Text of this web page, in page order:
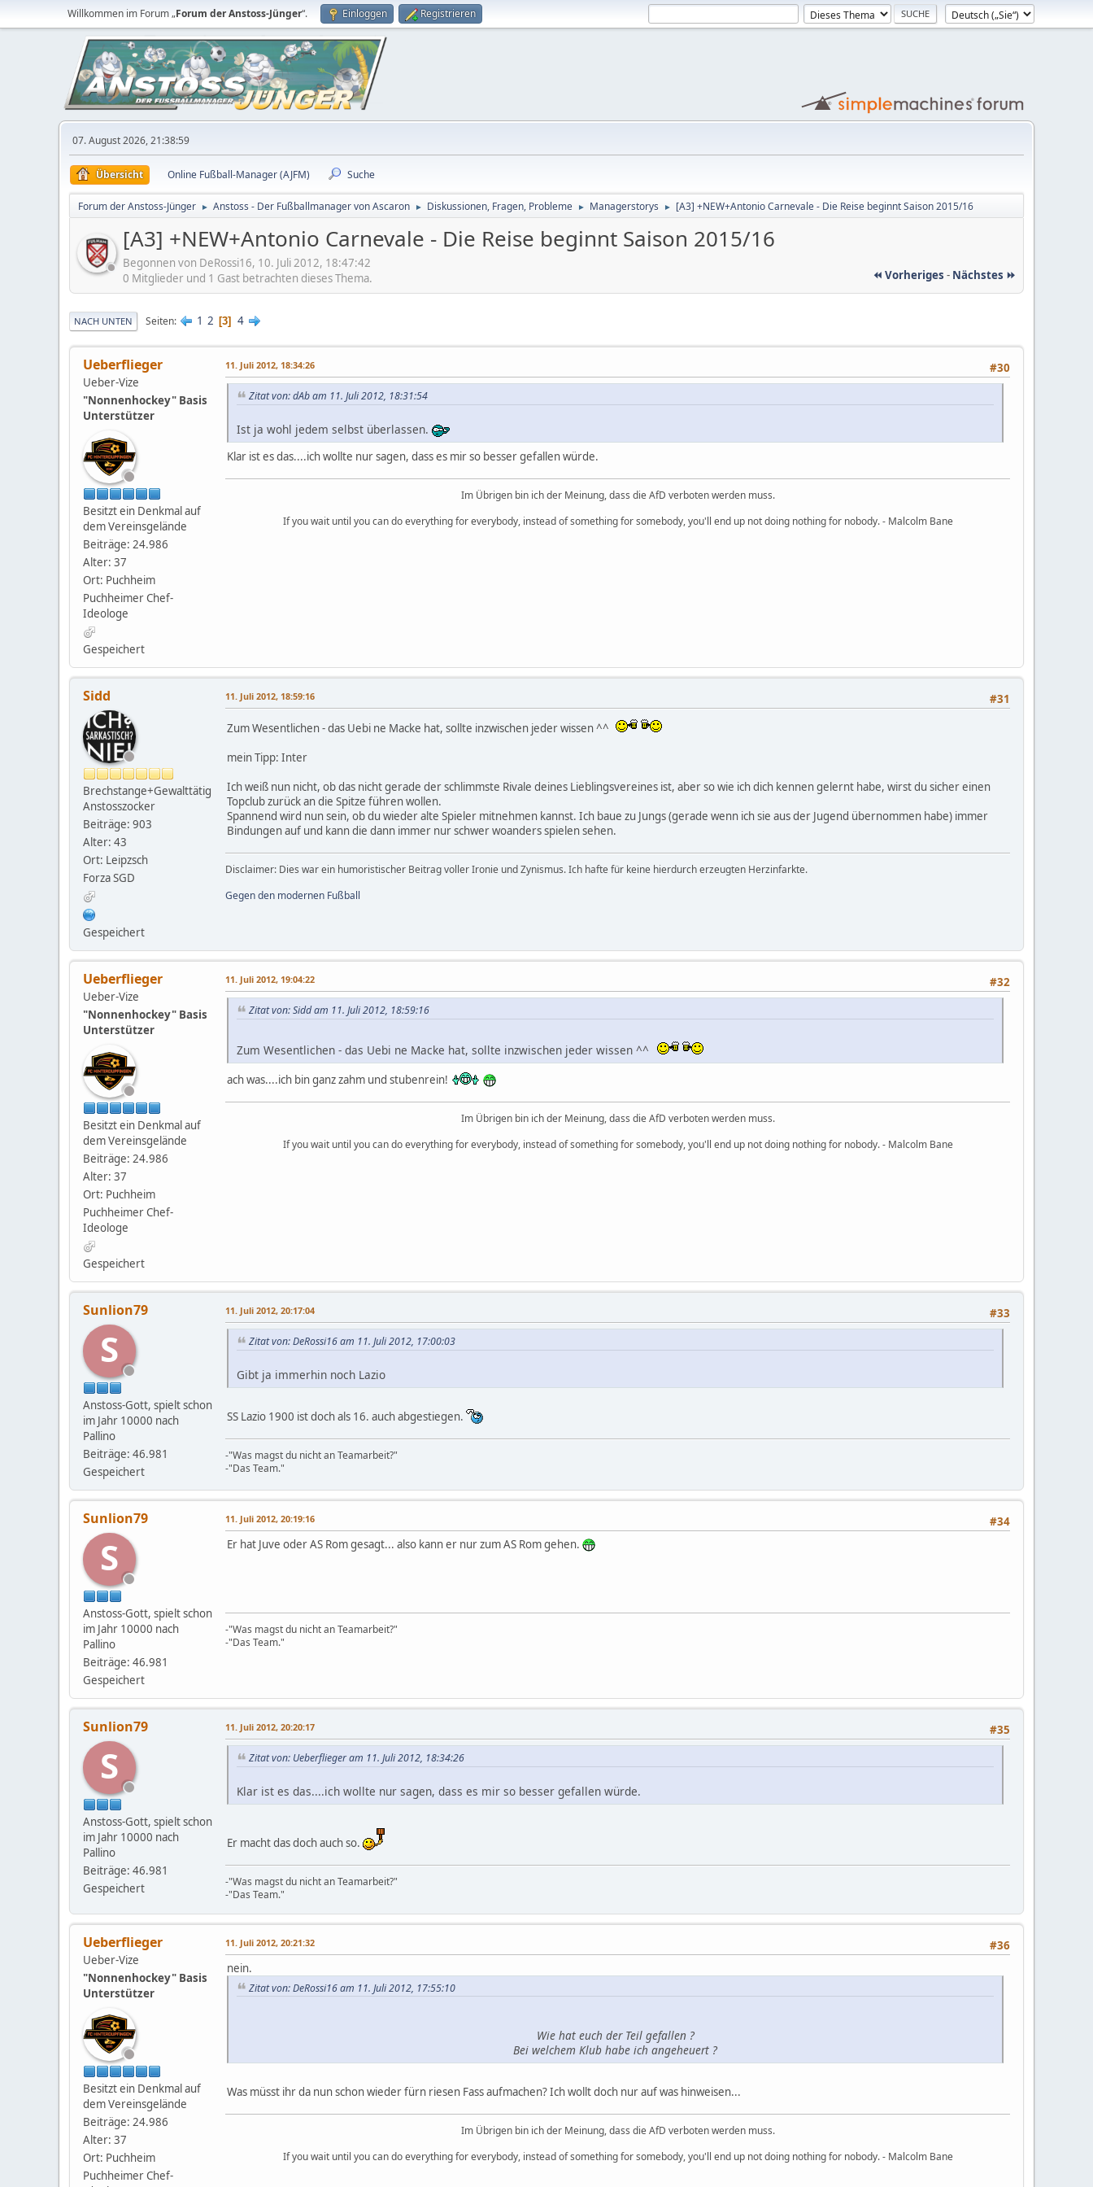
Willkommen im Forum „Forum der Anstoss-Jünger“. Einloggen Registrieren
07. August 2026, 21:38:59
Übersicht Online Fußball-Manager (AJFM) Suche
Forum der Anstoss-Jünger ► Anstoss - Der Fußballmanager von Ascaron ► Diskussionen, Fragen, Probleme ► Managerstorys ► [A3] +NEW+Antonio Carnevale - Die Reise beginnt Saison 2015/16
[A3] +NEW+Antonio Carnevale - Die Reise beginnt Saison 2015/16
Begonnen von DeRossi16, 10. Juli 2012, 18:47:42
⏪ Vorheriges - Nächstes ⏩
0 Mitglieder und 1 Gast betrachten dieses Thema.
NACH UNTEN Seiten 1 2 3 4
Ueberflieger
Ueber-Vize
"Nonnenhockey" Basis
Unterstützer
Besitzt ein Denkmal auf
dem Vereinsgelände
Beiträge: 24.986
Alter: 37
Ort: Puchheim
Puchheimer Chef-
Ideologe
Gespeichert
#30
11. Juli 2012, 18:34:26
Zitat von: dAb am 11. Juli 2012, 18:31:54
Ist ja wohl jedem selbst überlassen.
Klar ist es das....ich wollte nur sagen, dass es mir so besser gefallen würde.
Im Übrigen bin ich der Meinung, dass die AfD verboten werden muss.
If you wait until you can do everything for everybody, instead of something for somebody, you'll end up not doing nothing for nobody. - Malcolm Bane
Sidd
Brechstange+Gewalttätig
Anstosszocker
Beiträge: 903
Alter: 43
Ort: Leipzsch
Forza SGD
Gespeichert
#31
11. Juli 2012, 18:59:16
Zum Wesentlichen - das Uebi ne Macke hat, sollte inzwischen jeder wissen ^^
mein Tipp: Inter
Ich weiß nun nicht, ob das nicht gerade der schlimmste Rivale deines Lieblingsvereines ist, aber so wie ich dich kennen gelernt habe, wirst du sicher einen
Topclub zurück an die Spitze führen wollen.
Spannend wird nun sein, ob du wieder alte Spieler mitnehmen kannst. Ich baue zu Jungs (gerade wenn ich sie aus der Jugend übernommen habe) immer
Bindungen auf und kann die dann immer nur schwer woanders spielen sehen.
Disclaimer: Dies war ein humoristischer Beitrag voller Ironie und Zynismus. Ich hafte für keine hierdurch erzeugten Herzinfarkte.
Gegen den modernen Fußball
Ueberflieger
Ueber-Vize
"Nonnenhockey" Basis
Unterstützer
Besitzt ein Denkmal auf
dem Vereinsgelände
Beiträge: 24.986
Alter: 37
Ort: Puchheim
Puchheimer Chef-
Ideologe
Gespeichert
#32
11. Juli 2012, 19:04:22
Zitat von: Sidd am 11. Juli 2012, 18:59:16
Zum Wesentlichen - das Uebi ne Macke hat, sollte inzwischen jeder wissen ^^
ach was....ich bin ganz zahm und stubenrein!
Im Übrigen bin ich der Meinung, dass die AfD verboten werden muss.
If you wait until you can do everything for everybody, instead of something for somebody, you'll end up not doing nothing for nobody. - Malcolm Bane
Sunlion79
S
Anstoss-Gott, spielt schon
im Jahr 10000 nach
Pallino
Beiträge: 46.981
Gespeichert
#33
11. Juli 2012, 20:17:04
Zitat von: DeRossi16 am 11. Juli 2012, 17:00:03
Gibt ja immerhin noch Lazio
SS Lazio 1900 ist doch als 16. auch abgestiegen.
-"Was magst du nicht an Teamarbeit?"
-"Das Team."
Sunlion79
S
Anstoss-Gott, spielt schon
im Jahr 10000 nach
Pallino
Beiträge: 46.981
Gespeichert
#34
11. Juli 2012, 20:19:16
Er hat Juve oder AS Rom gesagt... also kann er nur zum AS Rom gehen.
-"Was magst du nicht an Teamarbeit?"
-"Das Team."
Sunlion79
S
Anstoss-Gott, spielt schon
im Jahr 10000 nach
Pallino
Beiträge: 46.981
Gespeichert
#35
11. Juli 2012, 20:20:17
Zitat von: Ueberflieger am 11. Juli 2012, 18:34:26
Klar ist es das....ich wollte nur sagen, dass es mir so besser gefallen würde.
Er macht das doch auch so.
-"Was magst du nicht an Teamarbeit?"
-"Das Team."
Ueberflieger
Ueber-Vize
"Nonnenhockey" Basis
Unterstützer
Besitzt ein Denkmal auf
dem Vereinsgelände
Beiträge: 24.986
Alter: 37
Ort: Puchheim
Puchheimer Chef-
#36
11. Juli 2012, 20:21:32
nein.
Zitat von: DeRossi16 am 11. Juli 2012, 17:55:10
Wie hat euch der Teil gefallen ?
Bei welchem Klub habe ich angeheuert ?
Was müsst ihr da nun schon wieder fürn riesen Fass aufmachen? Ich wollt doch nur auf was hinweisen...
Im Übrigen bin ich der Meinung, dass die AfD verboten werden muss.
If you wait until you can do everything for everybody, instead of something for somebody, you'll end up not doing nothing for nobody. - Malcolm Bane